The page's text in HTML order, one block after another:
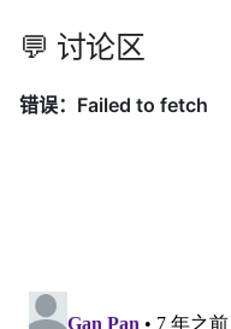
💬 讨论区